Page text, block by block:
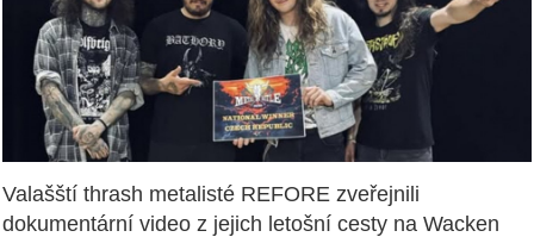
Valašští thrash metalisté REFORE zveřejnili
dokumentární video z jejich letošní cesty na Wacken